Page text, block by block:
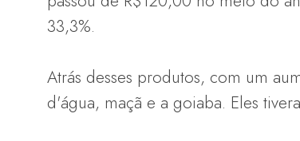
33,3%.
Atrás desses produtos, com um
d'água, maçã e a goiaba. Eles